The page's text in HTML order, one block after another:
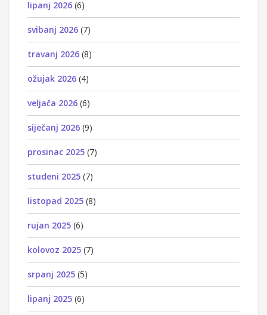
lipanj 2026 (6)
svibanj 2026 (7)
travanj 2026 (8)
ožujak 2026 (4)
veljača 2026 (6)
siječanj 2026 (9)
prosinac 2025 (7)
studeni 2025 (7)
listopad 2025 (8)
rujan 2025 (6)
kolovoz 2025 (7)
srpanj 2025 (5)
lipanj 2025 (6)